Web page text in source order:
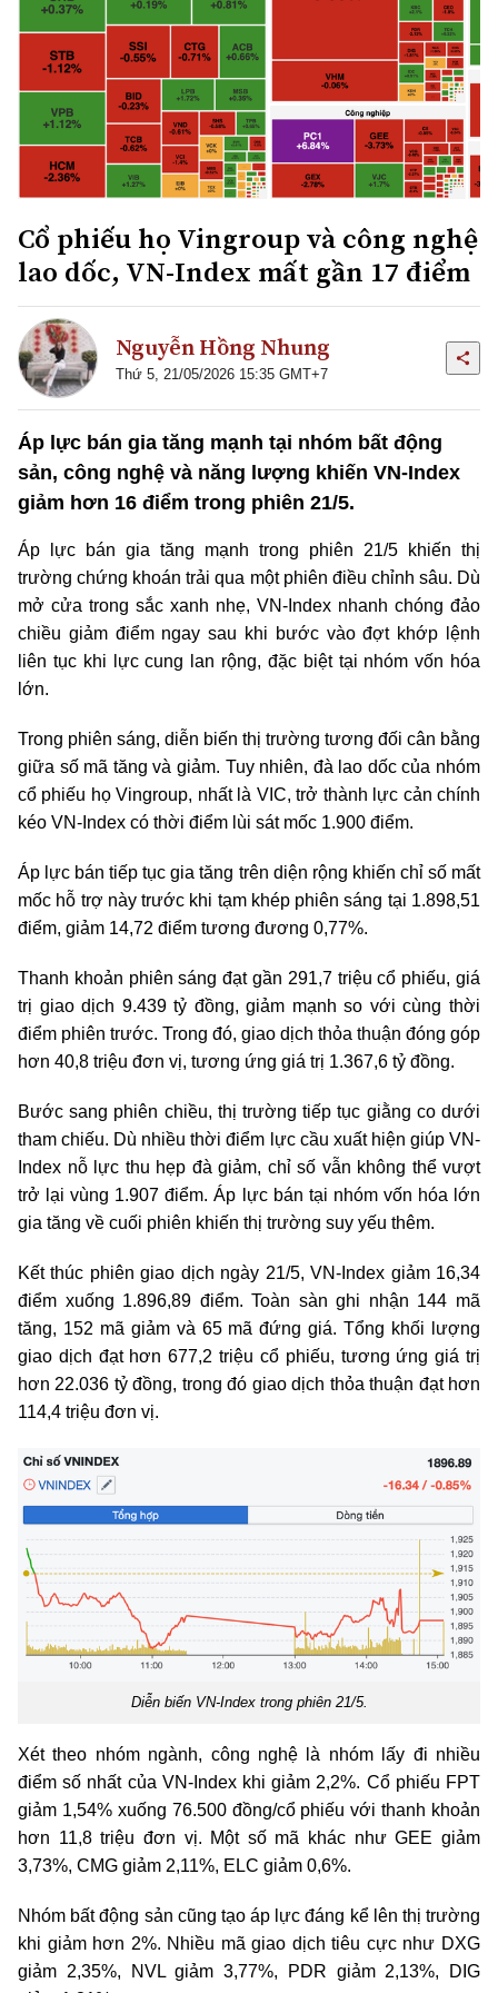
Cổ phiếu họ Vingroup và công nghệ
lao dốc, VN-Index mất gần 17 điểm
Nguyễn Hồng Nhung
Thứ 5, 21/05/2026 15:35 GMT+7
Áp lực bán gia tăng mạnh tại nhóm bất động
sản, công nghệ và năng lượng khiến VN-Index
giảm hơn 16 điểm trong phiên 21/5.
Áp lực bán gia tăng mạnh trong phiên 21/5 khiến thị
trường chứng khoán trải qua một phiên điều chỉnh sâu. Dù
mở cửa trong sắc xanh nhẹ, VN-Index nhanh chóng đảo
chiều giảm điểm ngay sau khi bước vào đợt khớp lệnh
liên tục khi lực cung lan rộng, đặc biệt tại nhóm vốn hóa
lớn.
Trong phiên sáng, diễn biến thị trường tương đối cân bằng
giữa số mã tăng và giảm. Tuy nhiên, đà lao dốc của nhóm
cổ phiếu họ Vingroup, nhất là VIC, trở thành lực cản chính
kéo VN-Index có thời điểm lùi sát mốc 1.900 điểm.
Áp lực bán tiếp tục gia tăng trên diện rộng khiến chỉ số mất
mốc hỗ trợ này trước khi tạm khép phiên sáng tại 1.898,51
điểm, giảm 14,72 điểm tương đương 0,77%.
Thanh khoản phiên sáng đạt gần 291,7 triệu cổ phiếu, giá
trị giao dịch 9.439 tỷ đồng, giảm mạnh so với cùng thời
điểm phiên trước. Trong đó, giao dịch thỏa thuận đóng góp
hơn 40,8 triệu đơn vị, tương ứng giá trị 1.367,6 tỷ đồng.
Bước sang phiên chiều, thị trường tiếp tục giằng co dưới
tham chiếu. Dù nhiều thời điểm lực cầu xuất hiện giúp VN-
Index nỗ lực thu hẹp đà giảm, chỉ số vẫn không thể vượt
trở lại vùng 1.907 điểm. Áp lực bán tại nhóm vốn hóa lớn
gia tăng về cuối phiên khiến thị trường suy yếu thêm.
Kết thúc phiên giao dịch ngày 21/5, VN-Index giảm 16,34
điểm xuống 1.896,89 điểm. Toàn sàn ghi nhận 144 mã
tăng, 152 mã giảm và 65 mã đứng giá. Tổng khối lượng
giao dịch đạt hơn 677,2 triệu cổ phiếu, tương ứng giá trị
hơn 22.036 tỷ đồng, trong đó giao dịch thỏa thuận đạt hơn
114,4 triệu đơn vị.
Diễn biến VN-Index trong phiên 21/5.
Xét theo nhóm ngành, công nghệ là nhóm lấy đi nhiều
điểm số nhất của VN-Index khi giảm 2,2%. Cổ phiếu FPT
giảm 1,54% xuống 76.500 đồng/cổ phiếu với thanh khoản
hơn 11,8 triệu đơn vị. Một số mã khác như GEE giảm
3,73%, CMG giảm 2,11%, ELC giảm 0,6%.
Nhóm bất động sản cũng tạo áp lực đáng kể lên thị trường
khi giảm hơn 2%. Nhiều mã giao dịch tiêu cực như DXG
giảm 2,35%, NVL giảm 3,77%, PDR giảm 2,13%, DIG